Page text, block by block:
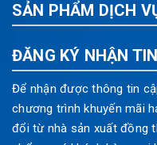
SẢN PHẨM DỊCH
ĐĂNG KÝ NHẬN TIN
Để nhận được thông tin
chương trình khuyến mãi
đổi từ nhà sản xuất đồng